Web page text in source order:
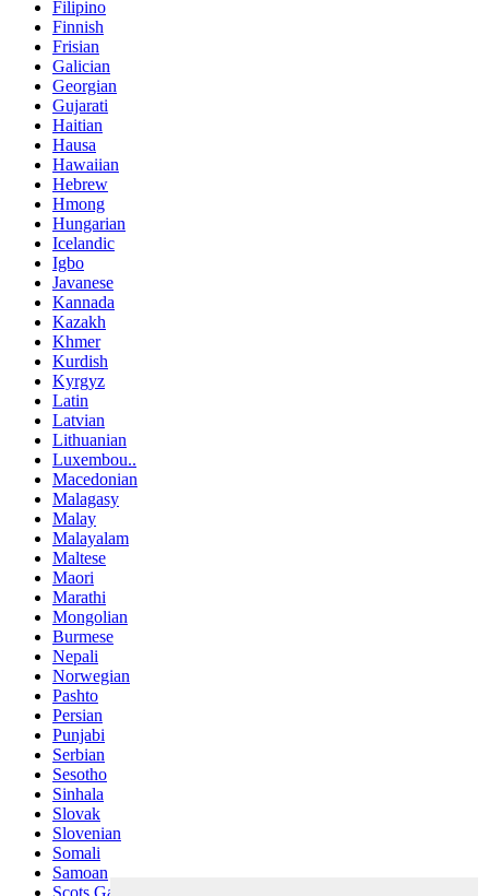
Filipino
Finnish
Frisian
Galician
Georgian
Gujarati
Haitian
Hausa
Hawaiian
Hebrew
Hmong
Hungarian
Icelandic
Igbo
Javanese
Kannada
Kazakh
Khmer
Kurdish
Kyrgyz
Latin
Latvian
Lithuanian
Luxembou..
Macedonian
Malagasy
Malay
Malayalam
Maltese
Maori
Marathi
Mongolian
Burmese
Nepali
Norwegian
Pashto
Persian
Punjabi
Serbian
Sesotho
Sinhala
Slovak
Slovenian
Somali
Samoan